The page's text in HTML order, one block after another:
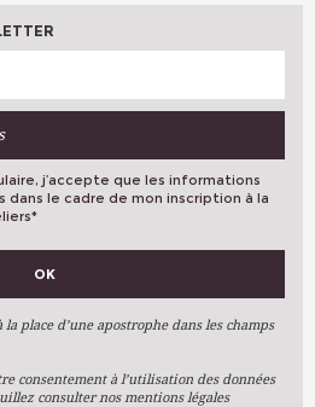
j’accepte que les informations
le cadre de mon inscription à la
*
OK
place d’une apostrophe dans les champs
consentement à l’utilisation des données
consulter nos mentions légales